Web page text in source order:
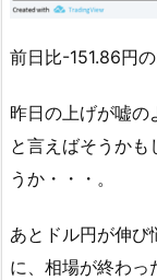
前日比-151.86円
昨日の上げが嘘の
と言えばそうか
うか・・・。
あとドル円が伸び
に、相場が終わっ